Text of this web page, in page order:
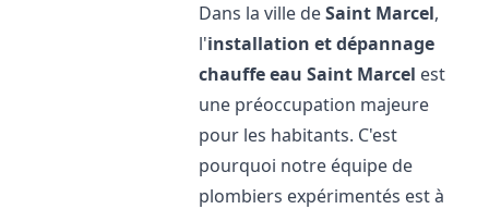
Dans la ville deSaint Marcel,
l'installation et dépannage
chauffe eau Saint Marcel est
une préoccupation majeure
pour les habitants. C'est
pourquoi notre équipe de
plombiers expérimentés est à